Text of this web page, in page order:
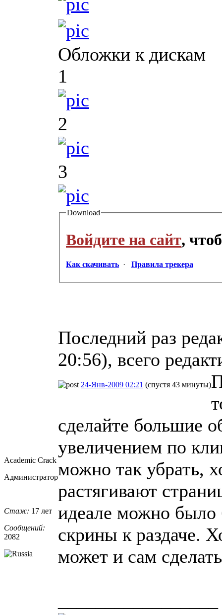
Обложки к дискам
1
2
3
Download
Войдите на сайт,
Как скачивать · Правила трекера
Последний раз
20:56), всего
Academic Crack
Администратор
Стаж: 17 лет
Сообщений:
2082
24-Янв-2009 02:21 (спустя 43 минуты)
сделайте большие
увеличением по
можно так убрать,
растягивают
идеале можно
скрины к раздаче.
может и сам